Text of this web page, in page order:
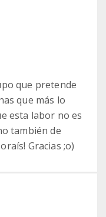
que pretende
que más lo
esta labor no es
también de
Gracias ;o)